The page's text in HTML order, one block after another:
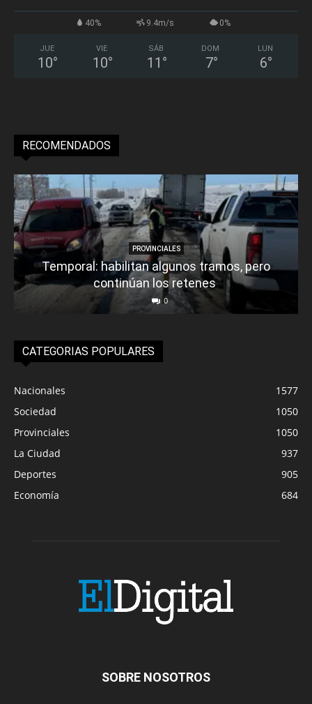
40% 9.4m/s 0%
JUE
10°
VIE
10°
SÁB
11 °
DOM
7°
LUN
6°
RECOMENDADOS
PROVINCIALES
Temporal: habilitan algunos tramos, pero
continúan los retenes
0
CATEGORIAS POPULARES
Nacionales
1577
Sociedad
1050
Provinciales
1050
La Ciudad
937
Deportes
905
Economía
684
SOBRE NOSOTROS